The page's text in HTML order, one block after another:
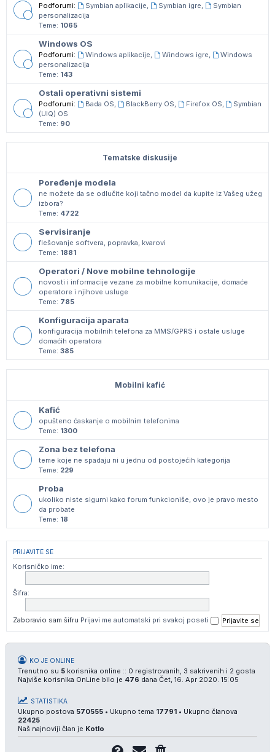
Podforumi: Symbian aplikacije, Symbian igre,
Symbian
personalizacija
Teme: 1065
Windows OS
Podforumi: Windows aplikacije, Windows igre,
Windows
personalizacija
Teme: 143
Ostali operativni sistemi
Podforumi: Bada OS, BlackBerry OS, Firefox OS,
Symbian
(UIQ) OS
Teme: 90
Tematske diskusije
Poređenje modela
ne možete da se odlučite koji tačno model da kupite iz Vašeg užeg
izbora?
Teme: 4722
Servisiranje
flešovanje softvera, popravka, kvarovi
Teme: 1881
Operatori / Nove mobilne tehnologije
novosti i informacije vezane za mobilne komunikacije, domaće
operatore i njihove usluge
Teme: 785
Konfiguracija aparata
konfiguracija mobilnih telefona za MMS/GPRS i ostale usluge
domaćih operatora
Teme: 385
Mobilni kafić
Kafić
opušteno ćaskanje o mobilnim telefonima
Teme: 1300
Zona bez telefona
teme koje ne spadaju ni u jednu od postojećih kategorija
Teme: 229
Proba
ukoliko niste sigurni kako forum funkcioniše, ovo je pravo mesto
da probate
Teme: 18
PRIJAVITE SE
Korisničko ime:
Šifra:
Zaboravio sam šifru Prijavi me automatski pri svakoj poseti
KO JE ONLINE
Trenutno su 5 korisnika online :: 0 registrovanih, 3 sakrivenih i 2 gosta
Najviše korisnika OnLine bilo je 476 dana Čet, 16. Apr 2020. 15:05
STATISTIKA
Ukupno postova 570555 • Ukupno tema 17791 • Ukupno članova
22425
Naš najnoviji član je Kotlo